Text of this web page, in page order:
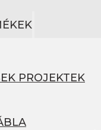
PROJEKTEK